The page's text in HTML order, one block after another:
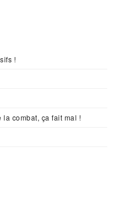
!
combat, ça fait mal !